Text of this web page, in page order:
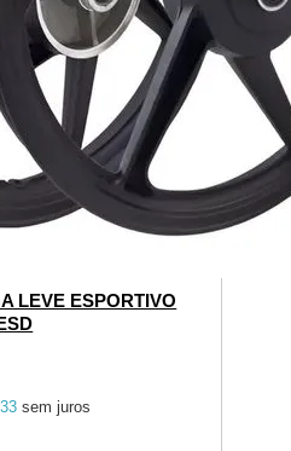
LEVE ESPORTIVO
sem juros